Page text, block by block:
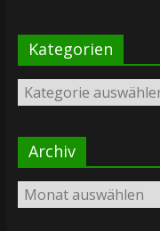
Kategorien
Kategorien
Archiv
Archiv